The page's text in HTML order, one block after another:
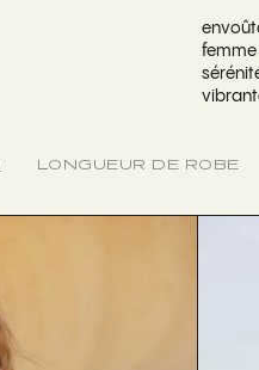
femme
LONGUEUR DE ROBE